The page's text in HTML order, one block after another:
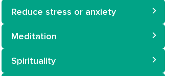
Reduce stress or anxiety
Meditation
Spirituality